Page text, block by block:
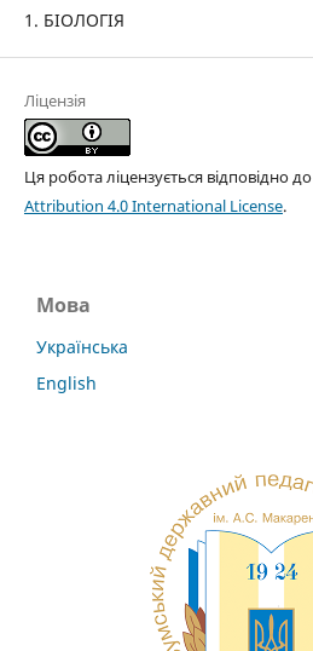
1. БІОЛОГІЯ
Ліцензія
Ця робота ліцензується відповідно до
Attribution 4.0 International License.
Мова
Українська
English